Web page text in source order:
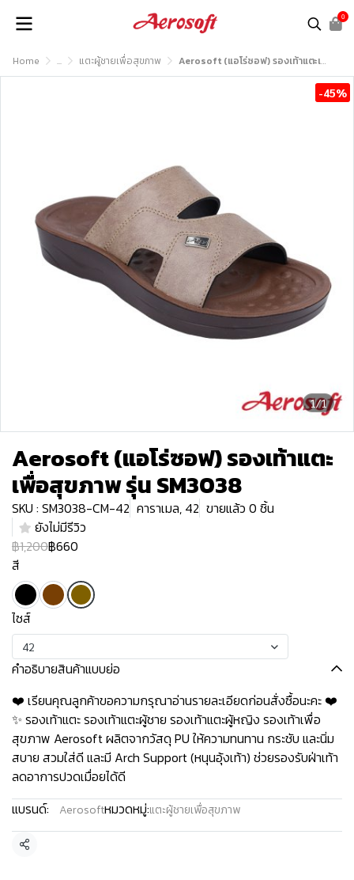
0
Home ... แตะผู้ชายเพื่อสุขภาพ Aerosoft (แอโร่ซอฟ) รองเท้าแตะเพื่อสุขภาพ รุ่น SM3038
1/1
-45%
Aerosoft (แอโร่ซอฟ) รองเท้าแตะ
เพื่อสุขภาพ รุ่น SM3038
SKU : SM3038-CM-42 คาราเมล, 42 ขายแล้ว 0 ชิ้น
ยังไม่มีรีวิว
฿1,200฿660
สี
ไซส์
42
คำอธิบายสินค้าแบบย่อ
❤️ เรียนคุณลูกค้าขอความกรุณาอ่านรายละเอียดก่อนสั่งซื้อนะคะ️️ ️❤️
✨ รองเท้าแตะ รองเท้าแตะผู้ชาย รองเท้าแตะผู้หญิง รองเท้าเพื่อ
สุขภาพ Aerosoft ผลิตจากวัสดุ PU ให้ความทนทาน กระชับ และนิ่ม
สบาย สวมใส่ดี และมี Arch Support (หนุนอุ้งเท้า) ช่วยรองรับฝ่าเท้า
ลดอาการปวดเมื่อยได้ดี
แบรนด์:
Aerosoftหมวดหมู่:แตะผู้ชายเพื่อสุขภาพ
แชร์